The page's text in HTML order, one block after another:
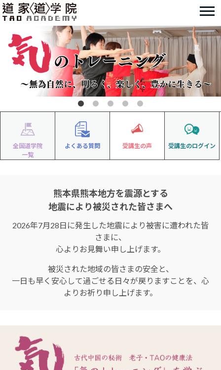
全国道学院
一覧
よくある質問 受講生の声 受講生のログイン
熊本県熊本地方を震源とする
地震により被災された皆さまへ
2026年7月28日に発生した地震により被害に遭われた皆
さまに、
心よりお見舞い申し上げます。
被災された地域の皆さまの安全と、
一日も早く安心して過ごせる日々が戻りますことを、心
よりお祈り申し上げます。